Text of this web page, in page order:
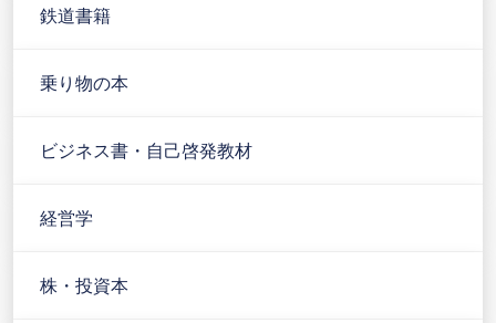
鉄道書籍
乗り物の本
ビジネス書・自己啓発教材
経営学
株・投資本